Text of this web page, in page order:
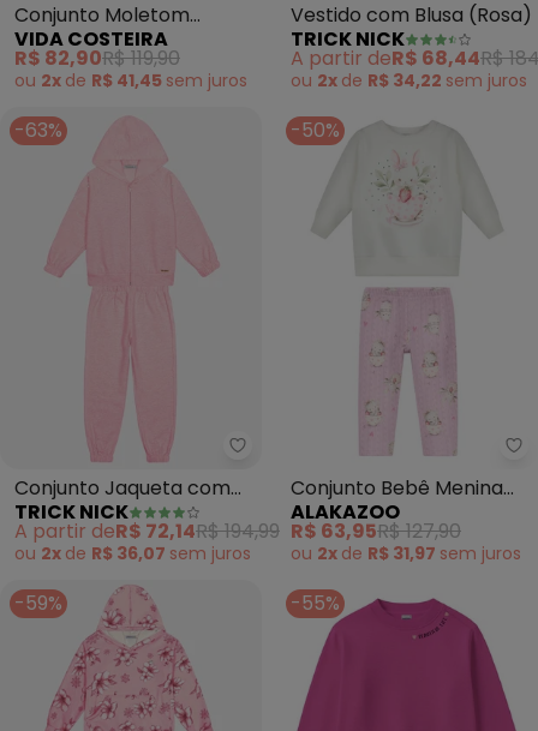
Conjunto Moletom
Infantil Cropped com
Capuz (Rosa)
VIDA COSTEIRA
R$ 82,90R$ 119,90
ou 2x de R$ 41,45 sem juros
Vestido com Blusa (Rosa)
TRICK NICK
A partir deR$ 68,44R$
ou 2x de R$ 34,22 sem juros
-63%
Trick Nick - Conjunto Jaqueta
Conjunto Jaqueta com
Capuz e Calça (Rosa)
TRICK NICK
A partir deR$ 72,14R$ 194,99
ou 2x de R$ 36,07 sem juros
-50%
Conjunto Bebê Menina
com Blusão e Calça
(Rosa)
ALAKAZOO
R$ 63,95R$ 127,90
ou 2x de R$ 31,97 sem juros
-59% -55%